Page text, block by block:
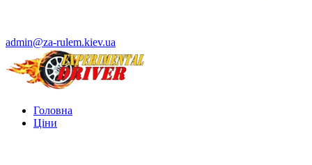
admin@za-rulem.kiev.ua
Головна
Ціни